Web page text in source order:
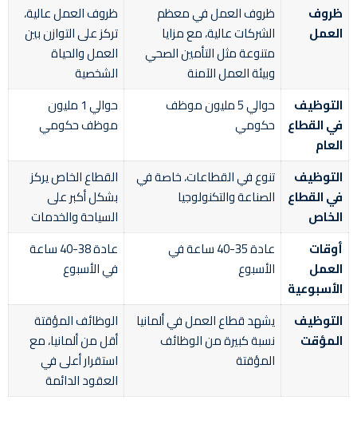
ظروف
العمل
ظروف العمل في معظم
الشركات عالية، مع مزايا
متنوعة مثل التأمين الصحي
وبيئة العمل الآمنة
ظروف العمل عالية،
تركز على التوازن بين
العمل والحياة
الشخصية
التوظيف
في القطاع
العام
حوالي 5 مليون موظف
حكومي
حوالي 1 مليون
موظف حكومي
التوظيف
في القطاع
الخاص
تنوع في القطاعات، خاصة في
الصناعة والتكنولوجيا
القطاع الخاص يركز
بشكل أكبر على
السياحة والخدمات
أوقات
العمل
الأسبوعية
عادة 35-40 ساعة في
الأسبوع
عادة 38-40 ساعة
في الأسبوع
التوظيف
المؤقت
يشهد قطاع العمل في ألمانيا
نسبة كبيرة من الوظائف
المؤقتة
الوظائف المؤقتة
أقل من ألمانيا، مع
استقرار أعلى في
العقود الدائمة